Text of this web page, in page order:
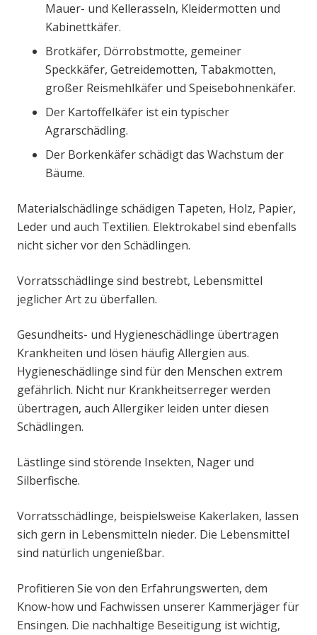
Mauer- und Kellerasseln, Kleidermotten und
Kabinettkäfer.
Brotkäfer, Dörrobstmotte, gemeiner
Speckkäfer, Getreidemotten, Tabakmotten,
großer Reismehlkäfer und Speisebohnenkäfer.
Der Kartoffelkäfer ist ein typischer
Agrarschädling.
Der Borkenkäfer schädigt das Wachstum der
Bäume.
Materialschädlinge schädigen Tapeten, Holz, Papier,
Leder und auch Textilien. Elektrokabel sind ebenfalls
nicht sicher vor den Schädlingen.
Vorratsschädlinge sind bestrebt, Lebensmittel
jeglicher Art zu überfallen.
Gesundheits- und Hygieneschädlinge übertragen
Krankheiten und lösen häufig Allergien aus.
Hygieneschädlinge sind für den Menschen extrem
gefährlich. Nicht nur Krankheitserreger werden
übertragen, auch Allergiker leiden unter diesen
Schädlingen.
Lästlinge sind störende Insekten, Nager und
Silberfische.
Vorratsschädlinge, beispielsweise Kakerlaken, lassen
sich gern in Lebensmitteln nieder. Die Lebensmittel
sind natürlich ungenießbar.
Profitieren Sie von den Erfahrungswerten, dem
Know-how und Fachwissen unserer Kammerjäger für
Ensingen. Die nachhaltige Beseitigung ist wichtig,